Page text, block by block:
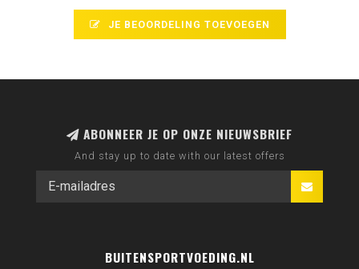
JE BEOORDELING TOEVOEGEN
ABONNEER JE OP ONZE NIEUWSBRIEF
And stay up to date with our latest offers
BUITENSPORTVOEDING.NL